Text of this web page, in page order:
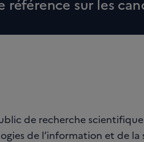
référence sur les
de recherche
de l’information et de la